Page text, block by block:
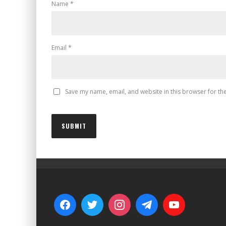
Name *
Email *
Save my name, email, and website in this browser for